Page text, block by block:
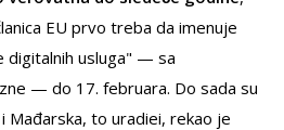
EU prvo treba da imenuje
digitalnih usluga" — sa
— do 17. februara. Do sada su
Mađarska, to uradiei, rekao je